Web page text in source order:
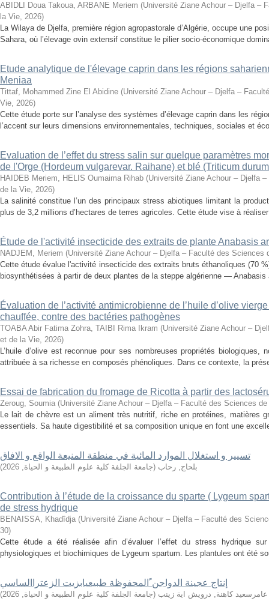
ABIDLI Doua Takoua, ARBANE Meriem (Université Ziane Achour – Djelfa –
la Vie, 2026)
La Wilaya de Djelfa, première région agropastorale d’Algérie, occupe une
Sahara, où l’élevage ovin extensif constitue le pilier socio-économique
Etude analytique de l'élevage caprin dans les régions
Meniaa
Tittaf, Mohammed Zine El Abidine (Université Ziane Achour – Djelfa –
Vie, 2026)
Cette étude porte sur l’analyse des systèmes d’élevage caprin dans les
l’accent sur leurs dimensions environnementales, techniques, sociales et
Evaluation de l’effet du stress salin sur quelque paramètres
de l'Orge (Hordeum vulgarevar. Raihane) et blé (Triticum
HAIDEB Meriem, HELIS Oumaima Rihab (Université Ziane Achour – Djelfa
de la Vie, 2026)
La salinité constitue l’un des principaux stress abiotiques limitant la
plus de 3,2 millions d’hectares de terres agricoles. Cette étude vise à
Étude de l'activité insecticide des extraits de plante Anabasis
NADJEM, Meriem (Université Ziane Achour – Djelfa – Faculté des Sciences
Cette étude évalue l'activité insecticide des extraits bruts éthanoliques (70
biosynthétisées à partir de deux plantes de la steppe algérienne —
Évaluation de l’activité antimicrobienne de l’huile d’olive
chauffée, contre des bactéries pathogènes
TOABA Abir Fatima Zohra, TAIBI Rima Ikram (Université Ziane Achour –
et de la Vie, 2026)
L’huile d’olive est reconnue pour ses nombreuses propriétés biologiques,
attribuée à sa richesse en composés phénoliques. Dans ce contexte, la
Essai de fabrication du fromage de Ricotta à partir des
Zeroug, Soumia (Université Ziane Achour – Djelfa – Faculté des Sciences
Le lait de chèvre est un aliment très nutritif, riche en protéines, matières
essentiels. Sa haute digestibilité et sa composition unique en font une
تسيير و استغلال الموارد المائية في منطقة المنيعة الواقع و الافاق
بلحاج, رحاب (جامعة الجلفة كلية علوم الطبيعة و الحياة,
2026
)
Contribution à l’étude de la croissance du sparte ( Lygeum
de stress hydrique
BENAISSA, Khadîdja (Université Ziane Achour – Djelfa – Faculté des
30)
Cette étude a été réalisée afin d’évaluer l’effet du stress hydrique
physiologiques et biochimiques de Lygeum spartum. Les plantules ont été
إنتاج عجينة الدواجن ًالمحفوظة طبيعيابزيت الزعتراالساسي
عامرسعيد كاهنة, درويش اية زينب (جامعة الجلفة كلية علوم الطبيعة و الحياة,
2026
)